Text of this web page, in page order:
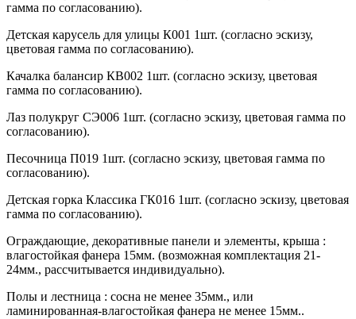
гамма по согласованию).
Детская карусель для улицы К001 1шт. (согласно эскизу,
цветовая гамма по согласованию).
Качалка балансир КВ002 1шт. (согласно эскизу, цветовая
гамма по согласованию).
Лаз полукруг СЭ006 1шт. (согласно эскизу, цветовая гамма по
согласованию).
Песочница П019 1шт. (согласно эскизу, цветовая гамма по
согласованию).
Детская горка Классика ГК016 1шт. (согласно эскизу, цветовая
гамма по согласованию).
Ограждающие, декоративные панели и элементы, крыша :
влагостойкая фанера 15мм. (возможная комплектация 21-
24мм., рассчитывается индивидуально).
Полы и лестница : сосна не менее 35мм., или
ламинированная-влагостойкая фанера не менее 15мм..